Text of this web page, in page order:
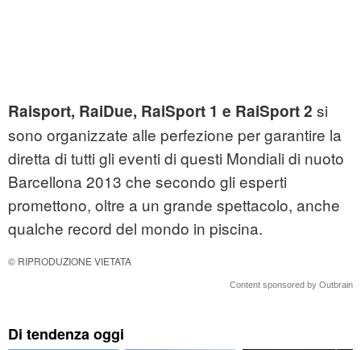
Raisport, RaiDue, RaiSport 1 e RaiSport 2 si
sono organizzate alle perfezione per garantire la
diretta di tutti gli eventi di questi Mondiali di nuoto
Barcellona 2013 che secondo gli esperti
promettono, oltre a un grande spettacolo, anche
qualche record del mondo in piscina.
© RIPRODUZIONE VIETATA
Content sponsored by Outbrain
Di tendenza oggi